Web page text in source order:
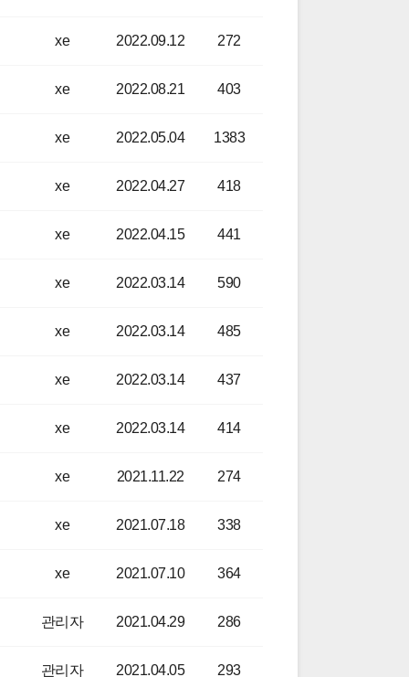
xe 2022.09.12 272
xe 2022.08.21 403
xe 2022.05.04 1383
xe 2022.04.27 418
xe 2022.04.15 441
xe 2022.03.14 590
xe 2022.03.14 485
xe 2022.03.14 437
xe 2022.03.14 414
xe 2021.11.22 274
xe 2021.07.18 338
xe 2021.07.10 364
관리자 2021.04.29 286
관리자 2021.04.05 293